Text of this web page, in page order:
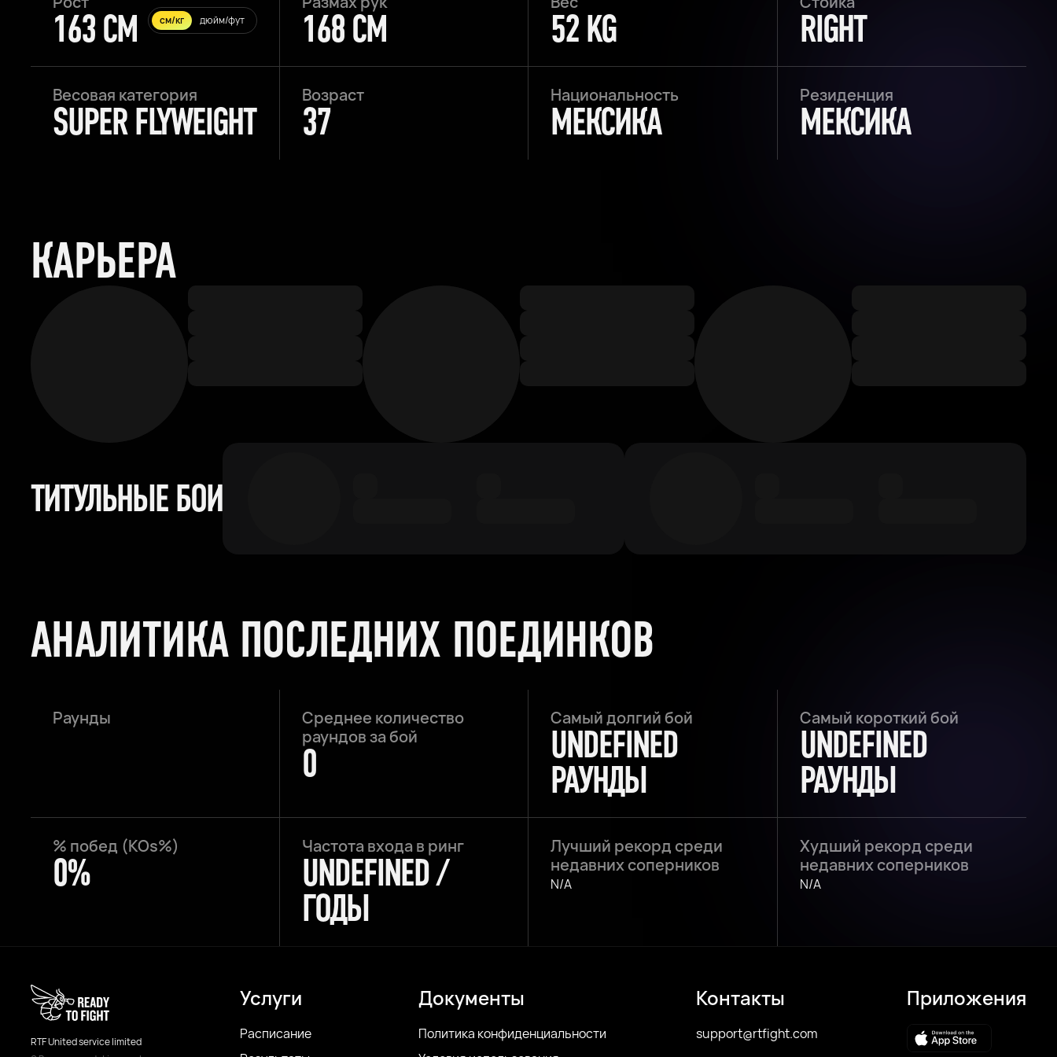
163 CM см/кг дюйм/фут 168 CM 52 KG RIGHT
Весовая категория
SUPER FLYWEIGHT
Возраст
37
Национальность
МЕКСИКА
Резиденция
МЕКСИКА
КАРЬЕРА
ТИТУЛЬНЫЕ БОИ
АНАЛИТИКА ПОСЛЕДНИХ ПОЕДИНКОВ
Раунды
Среднее количество
раундов за бой
0
Самый долгий бой
UNDEFINED
РАУНДЫ
Самый короткий бой
UNDEFINED
РАУНДЫ
% побед (KOs%)
0%
Частота входа в ринг
UNDEFINED /
ГОДЫ
Лучший рекорд среди
недавних соперников
N/A
Худший рекорд среди
недавних соперников
N/A
RTF United service limited
Услуги
Расписание
Документы
Политика конфиденциальности
Контакты
support@rtfight.com
Приложения